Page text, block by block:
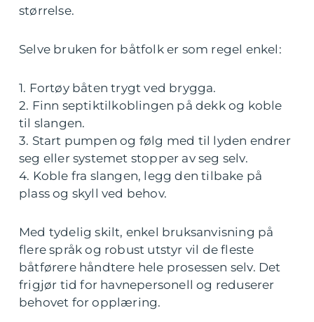
størrelse.
Selve bruken for båtfolk er som regel enkel:
1. Fortøy båten trygt ved brygga.
2. Finn septiktilkoblingen på dekk og koble
til slangen.
3. Start pumpen og følg med til lyden endrer
seg eller systemet stopper av seg selv.
4. Koble fra slangen, legg den tilbake på
plass og skyll ved behov.
Med tydelig skilt, enkel bruksanvisning på
flere språk og robust utstyr vil de fleste
båtførere håndtere hele prosessen selv. Det
frigjør tid for havnepersonell og reduserer
behovet for opplæring.